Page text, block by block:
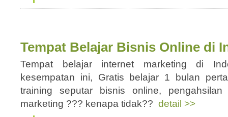
Tempat Belajar Bisnis Online di
Tempat belajar internet marketing di
kesempatan ini, Gratis belajar 1 bulan
training seputar bisnis online,
marketing ??? kenapa tidak?? detail >>